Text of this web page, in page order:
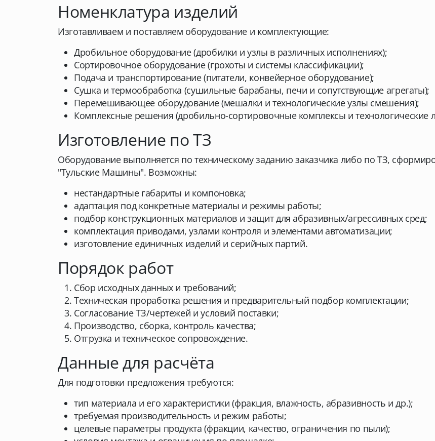
Номенклатура изделий
Изготавливаем и поставляем оборудование и комплектующие:
Дробильное оборудование (дробилки и узлы в различных исполнениях);
Сортировочное оборудование (грохоты и системы классификации);
Подача и транспортирование (питатели, конвейерное оборудование);
Сушка и термообработка (сушильные барабаны, печи и сопутствующие агрегаты);
Перемешивающее оборудование (мешалки и технологические узлы смешения);
Комплексные решения (дробильно-сортировочные комплексы и технологические
Изготовление по ТЗ
Оборудование выполняется по техническому заданию заказчика либо по ТЗ,
"Тульские Машины". Возможны:
нестандартные габариты и компоновка;
адаптация под конкретные материалы и режимы работы;
подбор конструкционных материалов и защит для абразивных/агрессивных сред;
комплектация приводами, узлами контроля и элементами автоматизации;
изготовление единичных изделий и серийных партий.
Порядок работ
Сбор исходных данных и требований;
Техническая проработка решения и предварительный подбор комплектации;
Согласование ТЗ/чертежей и условий поставки;
Производство, сборка, контроль качества;
Отгрузка и техническое сопровождение.
Данные для расчёта
Для подготовки предложения требуются:
тип материала и его характеристики (фракция, влажность, абразивность и др.);
требуемая производительность и режим работы;
целевые параметры продукта (фракции, качество, ограничения по пыли);